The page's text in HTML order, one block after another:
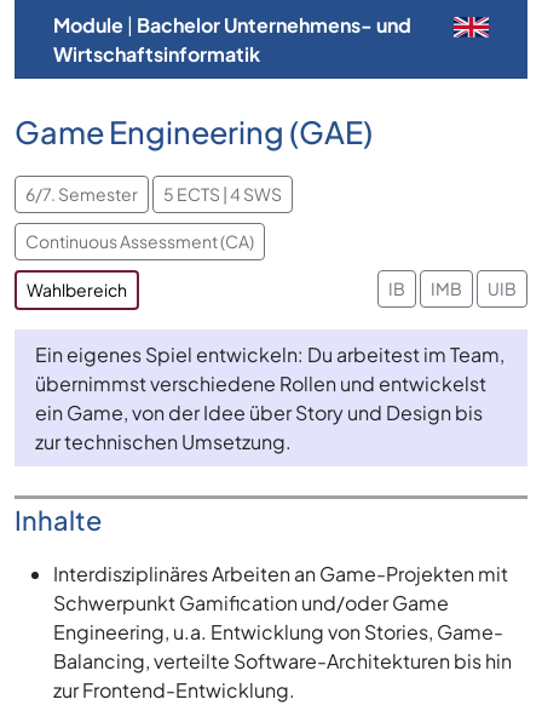
Module| Bachelor Unternehmens- und
Wirtschaftsinformatik
Game Engineering (GAE)
6/7. Semester 5 ECTS | 4 SWS
Continuous Assessment (CA)
Wahlbereich IB IMB UIB
Ein eigenes Spiel entwickeln: Du arbeitest im Team,
übernimmst verschiedene Rollen und entwickelst
ein Game, von der Idee über Story und Design bis
zur technischen Umsetzung.
Inhalte
Interdisziplinäres Arbeiten an Game-Projekten mit
Schwerpunkt Gamification und/oder Game
Engineering, u.a. Entwicklung von Stories, Game-
Balancing, verteilte Software-Architekturen bis hin
zur Frontend-Entwicklung.